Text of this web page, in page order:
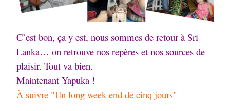
C’est bon, ça y est, nous sommes de retour à Sri
Lanka… on retrouve nos repères et nos sources de
plaisir. Tout va bien.
Maintenant Yapuka !
À suivre "Un long week end de cinq jours"